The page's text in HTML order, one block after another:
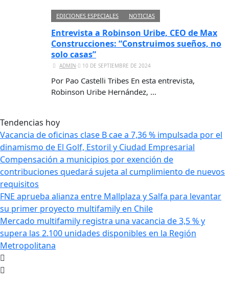
EDICIONES ESPECIALES NOTICIAS
Entrevista a Robinson Uribe, CEO de Max
Construcciones: “Construimos sueños, no
solo casas”
ADMIN⋅ 10 DE SEPTIEMBRE DE 2024
Por Pao Castelli Tribes En esta entrevista,
Robinson Uribe Hernández, …
Tendencias hoy
Vacancia de oficinas clase B cae a 7,36 % impulsada por el
dinamismo de El Golf, Estoril y Ciudad Empresarial
Compensación a municipios por exención de
contribuciones quedará sujeta al cumplimiento de nuevos
requisitos
FNE aprueba alianza entre Mallplaza y Salfa para levantar
su primer proyecto multifamily en Chile
Mercado multifamily registra una vacancia de 3,5 % y
supera las 2.100 unidades disponibles en la Región
Metropolitana